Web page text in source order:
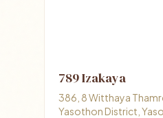
789 Izakaya
386, 8 Witthaya
Yasothon District,